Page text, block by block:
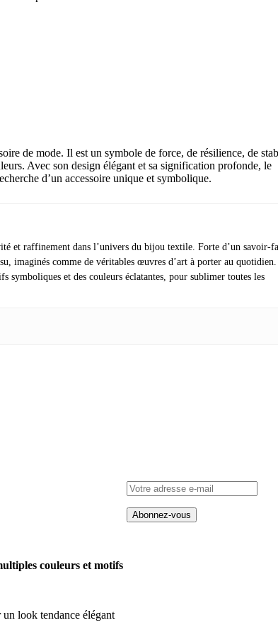
de mode. Il est un symbole de force, de résilience, de
Avec son design élégant et sa signification profonde, le
d’un accessoire unique et symbolique.
et raffinement dans l’univers du bijou textile. Forte d’un savoir-
imaginés comme de véritables œuvres d’art à porter au quotidien.
symboliques et des couleurs éclatantes, pour sublimer toutes les
couleurs et motifs
look tendance élégant